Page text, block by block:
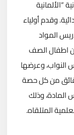
“الألمانية
وقدم أولياء
المواد
من اطفال الصف
النواب، وعرضها
وكان من بين تلك الحلول تقليل 5 دقائق من كل حصة
تدريس المادة، وذلك
المتلقاه.